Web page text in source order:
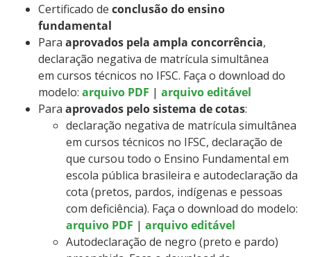
Certificado de conclusão do ensino
fundamental
Para aprovados pela ampla concorrência,
declaração negativa de matrícula simultânea
em cursos técnicos no IFSC. Faça o download do
modelo: arquivo PDF | arquivo editável
Para aprovados pelo sistema de cotas:
declaração negativa de matrícula simultânea
em cursos técnicos no IFSC, declaração de
que cursou todo o Ensino Fundamental em
escola pública brasileira e autodeclaração da
cota (pretos, pardos, indígenas e pessoas
com deficiência). Faça o download do modelo:
arquivo PDF | arquivo editável
Autodeclaração de negro (preto e pardo)